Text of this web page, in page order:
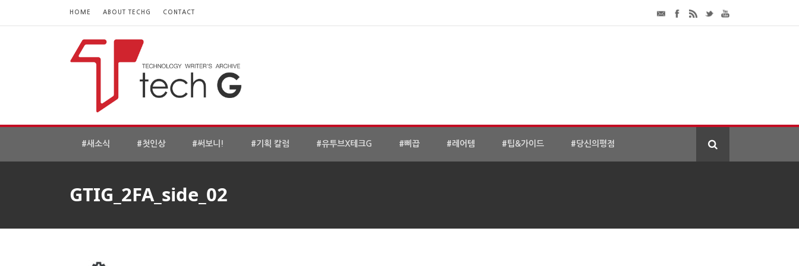
HOME ABOUT TECHG CONTACT
#새소식 #첫인상 #써보니! #기획 칼럼 #유투브X테크G #삐끕 #레어템 #팁&가이드 #당신의평점
GTIG_2FA_side_02